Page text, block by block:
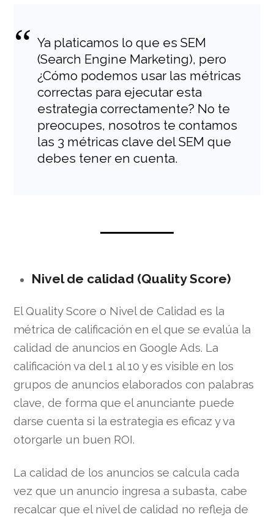
Ya platicamos lo que es SEM
(Search Engine Marketing), pero
¿Cómo podemos usar las métricas
correctas para ejecutar esta
estrategia correctamente? No te
preocupes, nosotros te contamos
las 3 métricas clave del SEM que
debes tener en cuenta.
Nivel de calidad (Quality Score)
El Quality Score o Nivel de Calidad es la
métrica de calificación en el que se evalúa la
calidad de anuncios en Google Ads. La
calificación va del 1 al 10 y es visible en los
grupos de anuncios elaborados con palabras
clave, de forma que el anunciante puede
darse cuenta si la estrategia es eficaz y va
otorgarle un buen ROI.
La calidad de los anuncios se calcula cada
vez que un anuncio ingresa a subasta, cabe
recalcar que el nivel de calidad no refleja de